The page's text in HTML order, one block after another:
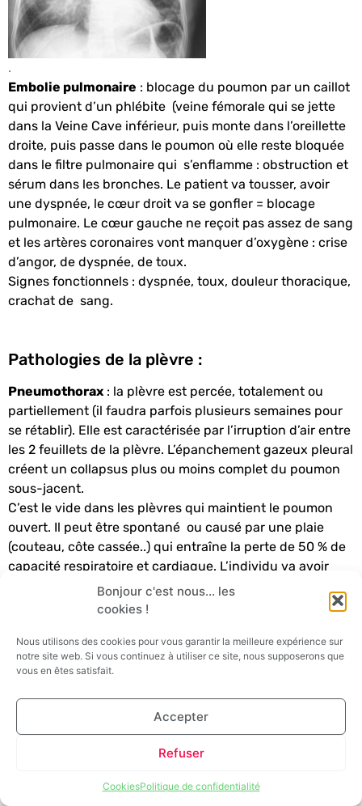
Bonjour c'est nous... les
cookies !
Nous utilisons des cookies pour vous garantir la meilleure expérience sur
notre site web. Si vous continuez à utiliser ce site, nous supposerons que
vous en êtes satisfait.
Accepter
Refuser
CookiesPolitique de confidentialité
.
Embolie pulmonaire : blocage du poumon par un caillot
qui provient d’un phlébite (veine fémorale qui se jette
dans la Veine Cave inférieur, puis monte dans l’oreillette
droite, puis passe dans le poumon où elle reste bloquée
dans le filtre pulmonaire qui s’enflamme : obstruction et
sérum dans les bronches. Le patient va tousser, avoir
une dyspnée, le cœur droit va se gonfler = blocage
pulmonaire. Le cœur gauche ne reçoit pas assez de sang
et les artères coronaires vont manquer d’oxygène : crise
d’angor, de dyspnée, de toux.
Signes fonctionnels : dyspnée, toux, douleur thoracique,
crachat de sang.
Pathologies de la plèvre :
Pneumothorax : la plèvre est percée, totalement ou
partiellement (il faudra parfois plusieurs semaines pour
se rétablir). Elle est caractérisée par l’irruption d’air entre
les 2 feuillets de la plèvre. L’épanchement gazeux pleural
créent un collapsus plus ou moins complet du poumon
sous-jacent.
C’est le vide dans les plèvres qui maintient le poumon
ouvert. Il peut être spontané ou causé par une plaie
(couteau, côte cassée..) qui entraîne la perte de 50 % de
capacité respiratoire et cardiaque. L’individu va avoir
aiguë avec toux.